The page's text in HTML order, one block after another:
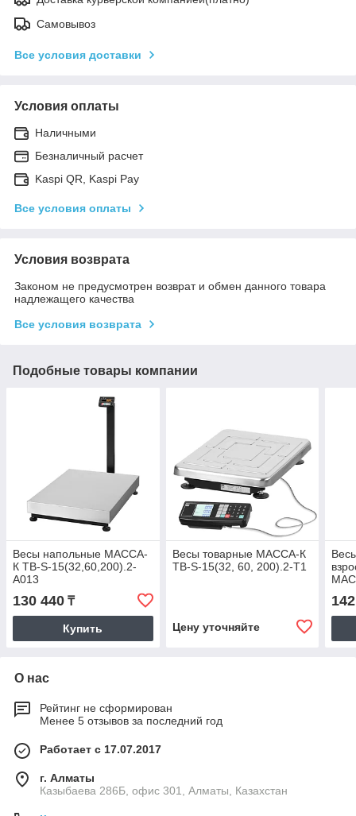
Самовывоз
Все условия доставки
Условия оплаты
Наличными
Безналичный расчет
Kaspi QR, Kaspi Pay
Все условия оплаты
Условия возврата
Законом не предусмотрен возврат и обмен данного товара
надлежащего качества
Все условия возврата
Подобные товары компании
Весы напольные МАССА-
К TB-S-15(32,60,200).2-
A013
130 440 ₸
Купить
Весы товарные МАССА-К
ТВ-S-15(32, 60, 200).2-Т1
Цену уточняйте
О нас
Рейтинг не сформирован
Менее 5 отзывов за последний год
Работает с 17.07.2017
г. Алматы
Казыбаева 286Б, офис 301, Алматы, Казахстан